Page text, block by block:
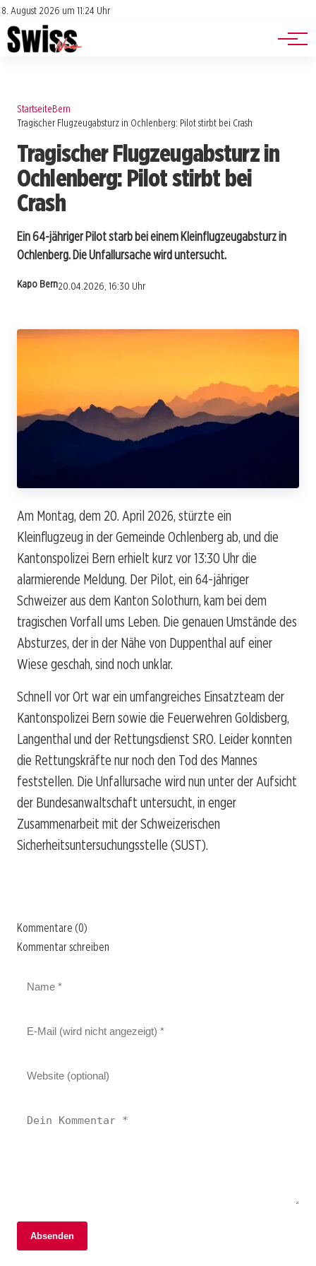
8. August 2026 um 11:24 Uhr
Impressum
Datenschutz
Jobs
Events
StartseiteBern
Tragischer Flugzeugabsturz in Ochlenberg: Pilot stirbt bei Crash
Tragischer Flugzeugabsturz in
Ochlenberg: Pilot stirbt bei
Crash
Ein 64-jähriger Pilot starb bei einem Kleinflugzeugabsturz in
Ochlenberg. Die Unfallursache wird untersucht.
Kapo Bern20.04.2026, 16:30 Uhr
Am Montag, dem 20. April 2026, stürzte ein
Kleinflugzeug in der Gemeinde Ochlenberg ab, und die
Kantonspolizei Bern erhielt kurz vor 13:30 Uhr die
alarmierende Meldung. Der Pilot, ein 64-jähriger
Schweizer aus dem Kanton Solothurn, kam bei dem
tragischen Vorfall ums Leben. Die genauen Umstände des
Absturzes, der in der Nähe von Duppenthal auf einer
Wiese geschah, sind noch unklar.
Schnell vor Ort war ein umfangreiches Einsatzteam der
Kantonspolizei Bern sowie die Feuerwehren Goldisberg,
Langenthal und der Rettungsdienst SRO. Leider konnten
die Rettungskräfte nur noch den Tod des Mannes
feststellen. Die Unfallursache wird nun unter der Aufsicht
der Bundesanwaltschaft untersucht, in enger
Zusammenarbeit mit der Schweizerischen
Sicherheitsuntersuchungsstelle (SUST).
Kommentare (0)
Kommentar schreiben
Absenden
19. April 2026